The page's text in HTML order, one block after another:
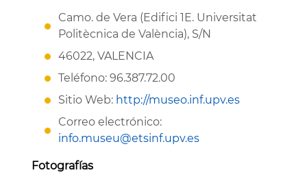
Camo. de Vera (Edifici 1E. Universitat
Politècnica de València), S/N
46022, VALENCIA
Teléfono: 96.387.72.00
Sitio Web: http://museo.inf.upv.es
Correo electrónico:
info.museu@etsinf.upv.es
Fotografías